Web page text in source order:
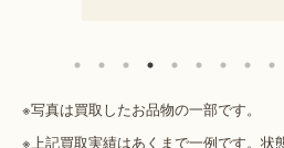
※写真は買取したお品物の一部です。
※上記買取実績はあくまで一例です。状